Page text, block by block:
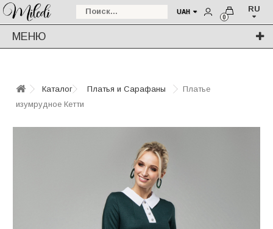
UAH RU
0
МЕНЮ
Каталог Платья и Сарафаны
Платье
изумрудное Кетти